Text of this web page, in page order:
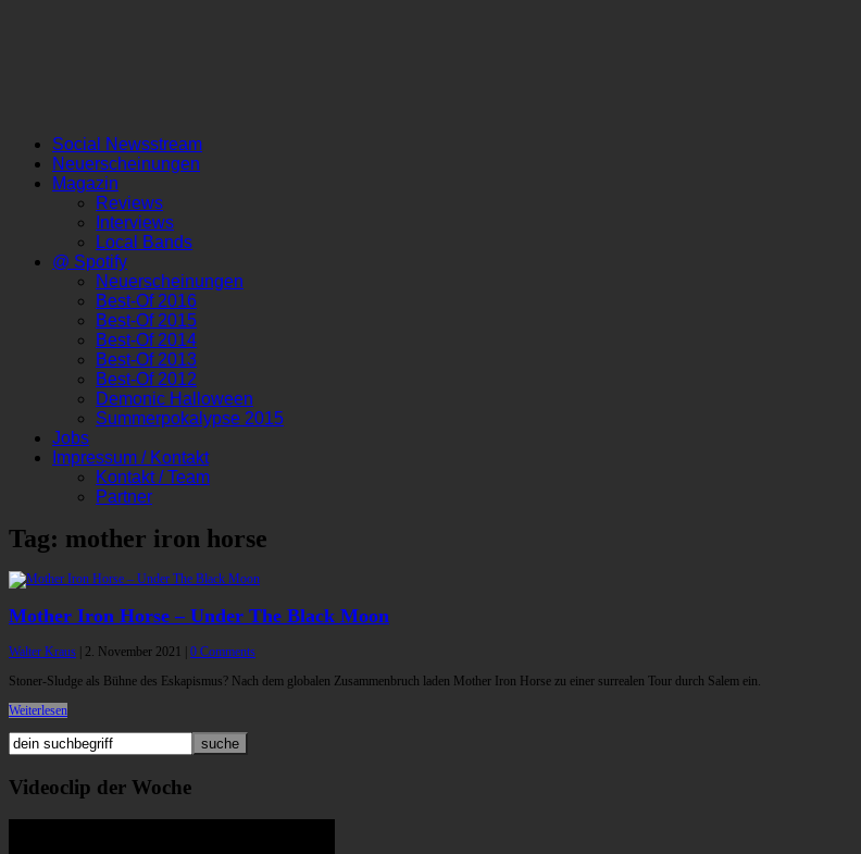
Social Newsstream
Neuerscheinungen
Magazin
Reviews
Interviews
Local Bands
@ Spotify
Neuerscheinungen
Best-Of 2016
Best-Of 2015
Best-Of 2014
Best-Of 2013
Best-Of 2012
Demonic Halloween
Summerpokalypse 2015
Jobs
Impressum / Kontakt
Kontakt / Team
Partner
Tag: mother iron horse
Mother Iron Horse – Under The Black Moon
Walter Kraus 2. November 2021
0 Comments
Stoner-Sludge als Bühne des Eskapismus? Nach dem globalen Zusammenbruch laden Mother Iron Horse zu einer surrealen Tour durch Salem ein.
Weiterlesen
Videoclip der Woche